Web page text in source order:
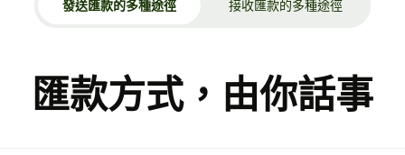
發送匯款的多種途徑 接收匯款的多種途徑
匯款方式，由你話事